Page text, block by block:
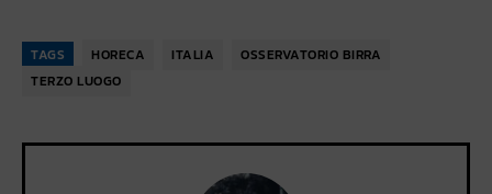
TAGS HORECA ITALIA
OSSERVATORIO BIRRA
TERZO LUOGO